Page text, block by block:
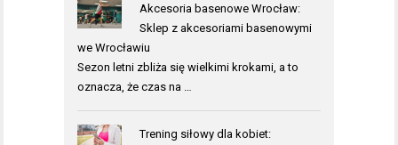
Akcesoria basenowe Wrocław:
Sklep z akcesoriami basenowymi
we Wrocławiu
Sezon letni zbliża się wielkimi krokami, a to
oznacza, że czas na …
Trening siłowy dla kobiet: